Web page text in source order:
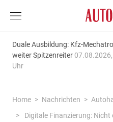
Duale Ausbildung: Kfz-
weiter Spitzenreiter
Uhr
Home Nachrichten
Digitale Finanzierung: Nicht